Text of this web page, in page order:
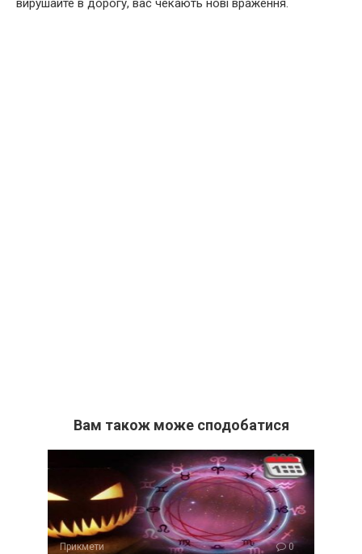
вирушайте в дорогу, вас чекають нові враження.
Вам також може сподобатися
Прикмети 0